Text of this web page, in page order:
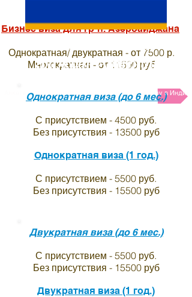
Бизнес виза для гр-н. Азербайджана
Однократная/ двукратная - от 7500 р.
Многократная - от 11500 руб
Анкета и список необходимых документов на визу в
Виза в индию для
граждан Армении
Однократная виза (до 6 мес.)
С присутствием - 4500 руб.
Без присутствия - 13500 руб
Однократная виза (1 год.)
С присутствием - 5500 руб.
Без присутствия - 15500 руб
Двукратная виза (до 6 мес.)
С присутствием - 5500 руб.
Без присутствия - 15500 руб
Двукратная виза (1 год.)